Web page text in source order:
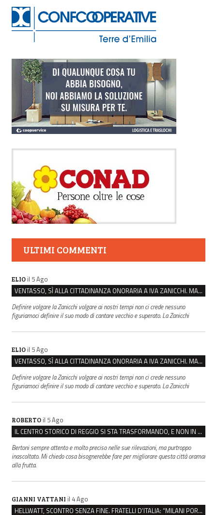
ULTIMI COMMENTI
ELIO il 5 Ago
VENTASSO, SÌ ALLA CITTADINANZA ONORARIA A IVA ZANICCHI. MA BARGIACCHI: “È DI PESSIMO GUSTO”
Definire volgare la Zanicchi volgare ai nostri tempi non ci crede nessuno
figuriamoci definire il suo modo di cantare vecchio e superato. La Zanicchi
ELIO il 5 Ago
VENTASSO, SÌ ALLA CITTADINANZA ONORARIA A IVA ZANICCHI. MA BARGIACCHI: “È DI PESSIMO GUSTO”
Definire volgare la Zanicchi volgare ai nostri tempi non ci crede nessuno
figuriamoci definire il suo modo di cantare vecchio e superato. La Zanicchi
ROBERTO il 5 Ago
IL CENTRO STORICO DI REGGIO SI STA TRASFORMANDO, E NON IN MEGLIO
Bertoni sempre attento e molto preciso nelle sue rilevazioni, ma purtroppo
inascoltato. Mi chiedo cosa bisognerebbe fare per migliorare questa città oramai
alla frutta.
GIANNI VATTANI il 4 Ago
HELLWATT, SCONTRO SENZA FINE. FRATELLI D’ITALIA: “MILANI PORTA DOCUMENTI, DE FRANCO INSULTI”